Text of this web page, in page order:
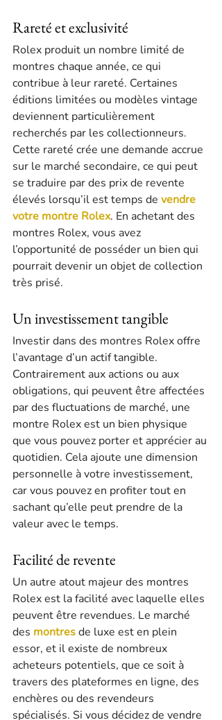
Rareté et exclusivité
Rolex produit un nombre limité de
montres chaque année, ce qui
contribue à leur rareté. Certaines
éditions limitées ou modèles vintage
deviennent particulièrement
recherchés par les collectionneurs.
Cette rareté crée une demande accrue
sur le marché secondaire, ce qui peut
se traduire par des prix de revente
élevés lorsqu’il est temps de vendre
votre montre Rolex. En achetant des
montres Rolex, vous avez
l’opportunité de posséder un bien qui
pourrait devenir un objet de collection
très prisé.
Un investissement tangible
Investir dans des montres Rolex offre
l’avantage d’un actif tangible.
Contrairement aux actions ou aux
obligations, qui peuvent être affectées
par des fluctuations de marché, une
montre Rolex est un bien physique
que vous pouvez porter et apprécier au
quotidien. Cela ajoute une dimension
personnelle à votre investissement,
car vous pouvez en profiter tout en
sachant qu’elle peut prendre de la
valeur avec le temps.
Facilité de revente
Un autre atout majeur des montres
Rolex est la facilité avec laquelle elles
peuvent être revendues. Le marché
des montres de luxe est en plein
essor, et il existe de nombreux
acheteurs potentiels, que ce soit à
travers des plateformes en ligne, des
enchères ou des revendeurs
spécialisés. Si vous décidez de vendre